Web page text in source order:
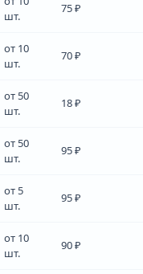
шт.
75 ₽
от 10
шт.
70 ₽
от 50
шт.
18 ₽
от 50
шт.
95 ₽
от 5
шт.
95 ₽
от 10
шт.
90 ₽